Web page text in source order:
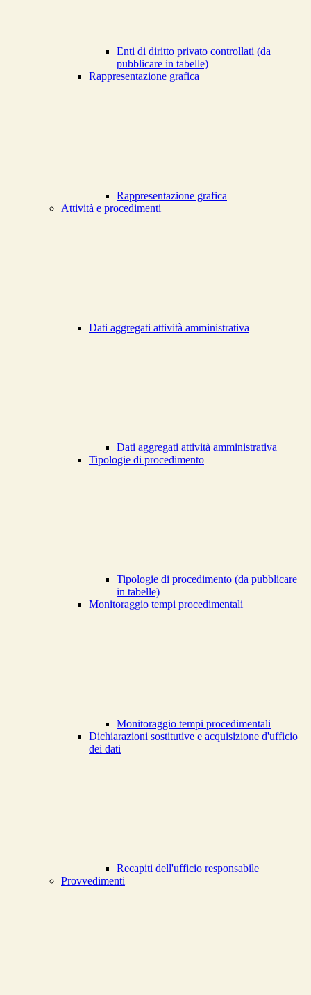
Enti di diritto privato controllati (da
pubblicare in tabelle)
Rappresentazione grafica
Rappresentazione grafica
Attività e procedimenti
Dati aggregati attività amministrativa
Dati aggregati attività amministrativa
Tipologie di procedimento
Tipologie di procedimento (da pubblicare
in tabelle)
Monitoraggio tempi procedimentali
Monitoraggio tempi procedimentali
Dichiarazioni sostitutive e acquisizione d'ufficio
dei dati
Recapiti dell'ufficio responsabile
Provvedimenti